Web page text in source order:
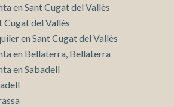
en Sant Cugat del Vallès
Cugat del Vallès
en Sant Cugat del Vallès
en Bellaterra, Bellaterra
en Sabadell